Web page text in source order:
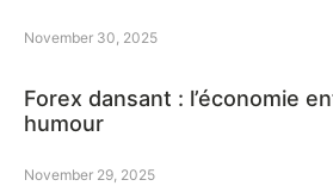
November 30, 2025
Forex dansant : l’économie
humour
November 29, 2025